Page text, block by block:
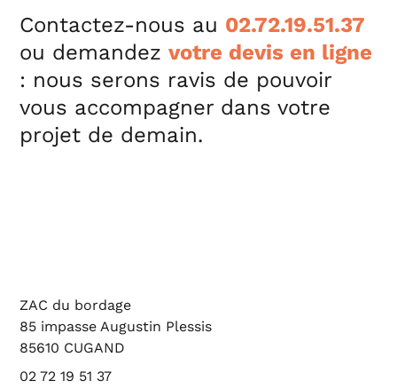
Contactez-nous au 02.72.19.51.37
ou demandezvotre devis en ligne
: nous serons ravis de pouvoir
vous accompagner dans votre
projet de demain.
ZAC du bordage
85 impasse Augustin Plessis
85610 CUGAND
02 72 19 51 37